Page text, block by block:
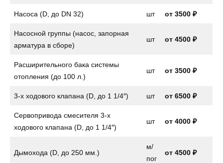
Насоса (D, до DN 32) шт от 3500 ₽
Насосной группы (насос, запорная
арматура в сборе)
шт от 4500 ₽
Расширительного бака системы
отопления (до 100 л.)
шт от 3500 ₽
3-х ходового клапана (D, до 1 1/4″) шт от 6500 ₽
Сервопривода смесителя 3-х
ходового клапана (D, до 1 1/4″)
шт от 4000 ₽
Дымохода (D, до 250 мм.)
м/
пог
от 4500 ₽